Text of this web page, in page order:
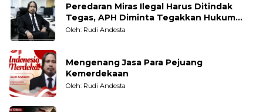
Peredaran Miras Ilegal Harus Ditindak
Tegas, APH Diminta Tegakkan Hukum
Tanpa Pandang Bulu
Oleh: Rudi Andesta
Mengenang Jasa Para Pejuang
Kemerdekaan
Oleh: Rudi Andesta